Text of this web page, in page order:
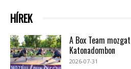
HÍREK
A Box Team
Katonadombon
2026-07-31